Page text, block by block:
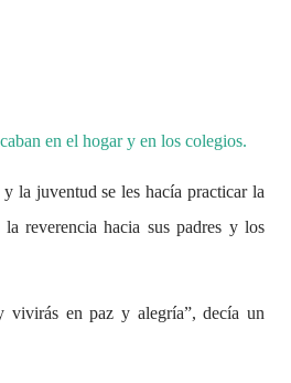
en el hogar y en los colegios.
la juventud se les hacía practicar la
reverencia hacia sus padres y los
vivirás en paz y alegría”, decía un